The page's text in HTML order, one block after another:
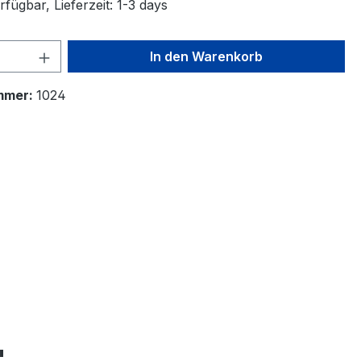
Lieferzeit: 1-3 days
Anzahl: Gib den gewünschten Wert
In den Warenkorb
1024